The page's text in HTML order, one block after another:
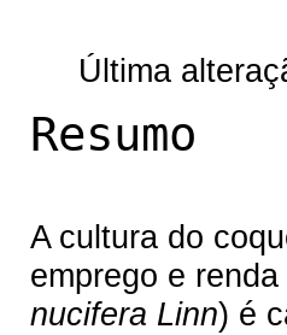
Última
Resumo
A cultura do
emprego e
nucifera Linn) é